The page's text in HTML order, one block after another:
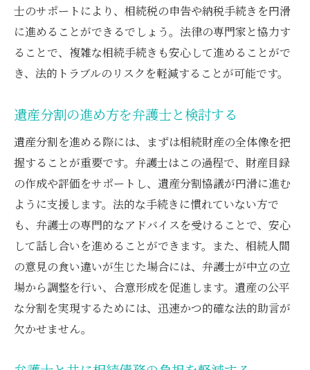
士のサポートにより、相続税の申告や納税手続きを円滑
に進めることができるでしょう。法律の専門家と協力す
ることで、複雑な相続手続きも安心して進めることがで
き、法的トラブルのリスクを軽減することが可能です。
遺産分割の進め方を弁護士と検討する
遺産分割を進める際には、まずは相続財産の全体像を把
握することが重要です。弁護士はこの過程で、財産目録
の作成や評価をサポートし、遺産分割協議が円滑に進む
ように支援します。法的な手続きに慣れていない方で
も、弁護士の専門的なアドバイスを受けることで、安心
して話し合いを進めることができます。また、相続人間
の意見の食い違いが生じた場合には、弁護士が中立の立
場から調整を行い、合意形成を促進します。遺産の公平
な分割を実現するためには、迅速かつ的確な法的助言が
欠かせません。